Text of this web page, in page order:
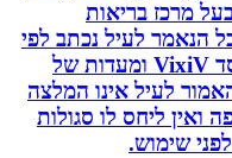
בריאות
לעיל נכתב לפי
ניסיונו האישי של יולי לב מייסד VixiV ומעדות של
אינו המלצה
ליחס לו סגולות